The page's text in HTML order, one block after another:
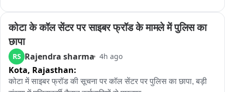
बता दें कि उमेश राय खाटूश्यामजी में बाबा श्याम के दर्शन करने के बाद
सपरिवार रींगस स्थित भैरु बाबा के दरबार में पहुंचे थे। इस दौरान भाजपा
नेता विष्णु चेतानी सहित अनेक भाजपा पदाधिकारी एवं कार्यकर्ता मौजूद रहे।
भाजपा पदाधिकारियों ने राज्य मंत्री का स्वागत किया और मंदिर की धार्मिक
एवं ऐतिहासिक महत्ता से भी अवगत करवाया。
कोटा के कॉल सेंटर पर साइबर फ्रॉड के मामले में पुलिस का
छापा
RS Rajendra sharma 4h ago
Kota, Rajasthan:
कोटा में साइबर फ्रॉड की सूचना पर कॉल सेंटर पर पुलिस का छापा, बड़ी